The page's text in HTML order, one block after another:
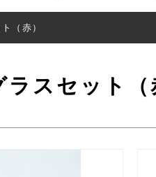
（赤）
スセット（